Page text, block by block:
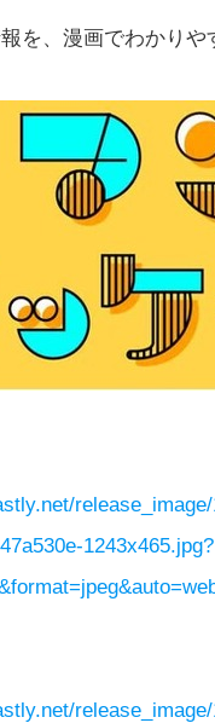
を、漫画でわかり
1243x465.jpg?